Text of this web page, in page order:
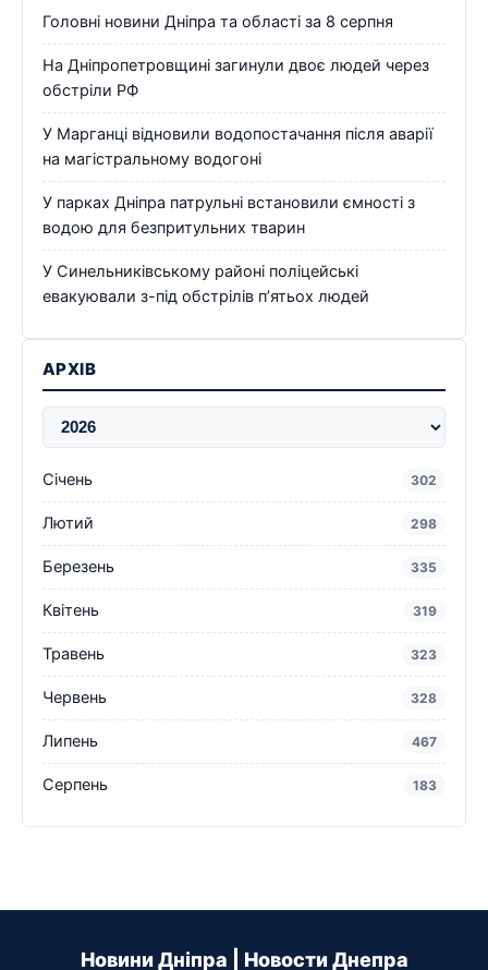
Головні новини Дніпра та області за 8 серпня
На Дніпропетровщині загинули двоє людей через
обстріли РФ
У Марганці відновили водопостачання після аварії
на магістральному водогоні
У парках Дніпра патрульні встановили ємності з
водою для безпритульних тварин
У Синельниківському районі поліцейські
евакуювали з-під обстрілів п’ятьох людей
АРХІВ
Січень 302
Лютий 298
Березень 335
Квітень 319
Травень 323
Червень 328
Липень 467
Серпень 183
Новини Дніпра | Новости Днепра